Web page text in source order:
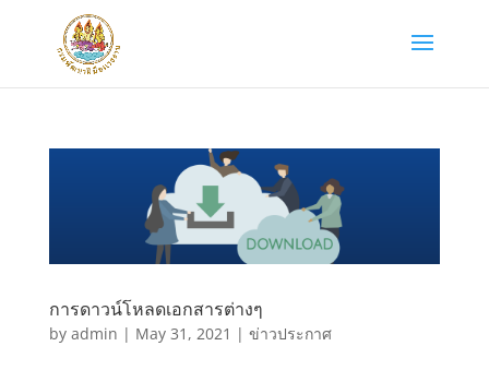
การดาวน์โหลดเอกสารต่างๆ
by admin | May 31, 2021 | ข่าวประกาศ